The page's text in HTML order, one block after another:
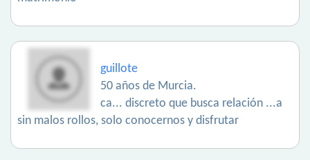
guillote
50 años de Murcia.
ca... discreto que busca relación ...a
sin malos rollos, solo conocernos y disfrutar